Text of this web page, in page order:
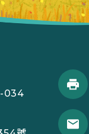
034